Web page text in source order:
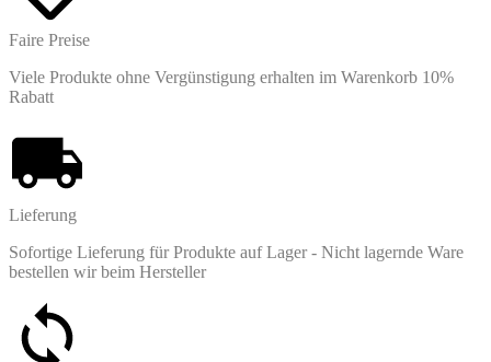
Faire Preise
Viele Produkte ohne Vergünstigung erhalten im Warenkorb 10%
Rabatt
Lieferung
Sofortige Lieferung für Produkte auf Lager - Nicht lagernde Ware
bestellen wir beim Hersteller